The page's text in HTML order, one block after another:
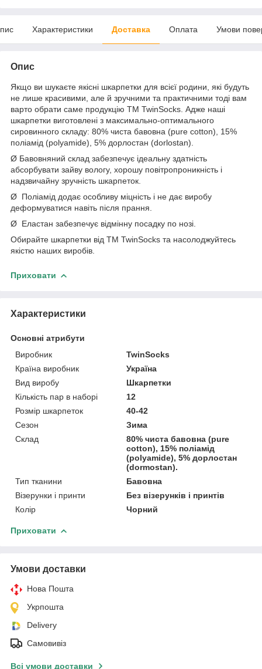
Характеристики Доставка Оплата Умови
Опис
Якщо ви шукаєте якісні шкарпетки для всієї родини, які будуть
не лише красивими, але й зручними та практичними тоді вам
варто обрати саме продукцію ТM TwinSocks. Адже наші
шкарпетки виготовлені з максимально-оптимального
сировинного складу: 80% чиста бавовна (pure cotton), 15%
поліамід (polyamide), 5% дорлостан (dorlostan).
Ø Бавовняний склад забезпечує ідеальну здатність
абсорбувати зайву вологу, хорошу повітропроникність і
надзвичайну зручність шкарпеток.
Ø Поліамід додає особливу міцність і не дає виробу
деформуватися навіть після прання.
Ø Еластан забезпечує відмінну посадку по нозі.
Обирайте шкарпетки від ТM TwinSocks та насолоджуйтесь
якістю наших виробів.
Приховати
Характеристики
Основні атрибути
Виробник
TwinSocks
Країна виробник
Україна
Вид виробу
Шкарпетки
Кількість пар в наборі
12
Розмір шкарпеток
40-42
Сезон
Зима
Склад
80% чиста бавовна (pure
cotton), 15% поліамід
(polyamide), 5% дорлостан
(dormostan).
Тип тканини
Бавовна
Візерунки і принти
Без візерунків і принтів
Колір
Чорний
Приховати
Умови доставки
Нова Пошта
Укрпошта
Delivery
Самовивіз
Всі умови доставки